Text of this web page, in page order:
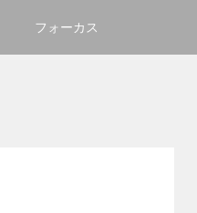
フォーカス